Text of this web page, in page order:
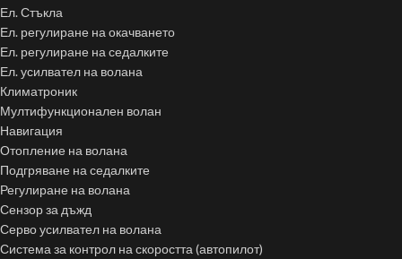
Ел. Стъкла
Ел. регулиране на окачването
Ел. регулиране на седалките
Ел. усилвател на волана
Климатроник
Мултифункционален волан
Навигация
Отопление на волана
Подгряване на седалките
Регулиране на волана
Сензор за дъжд
Серво усилвател на волана
Система за контрол на скоростта (автопилот)